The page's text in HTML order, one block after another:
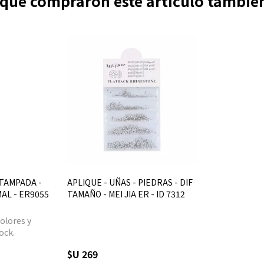
-
- ER9055
y
APLIQUE - UÑAS - PIEDRAS - DIF
TAMAÑO - MEI JIA ER - ID 7312
$U 269